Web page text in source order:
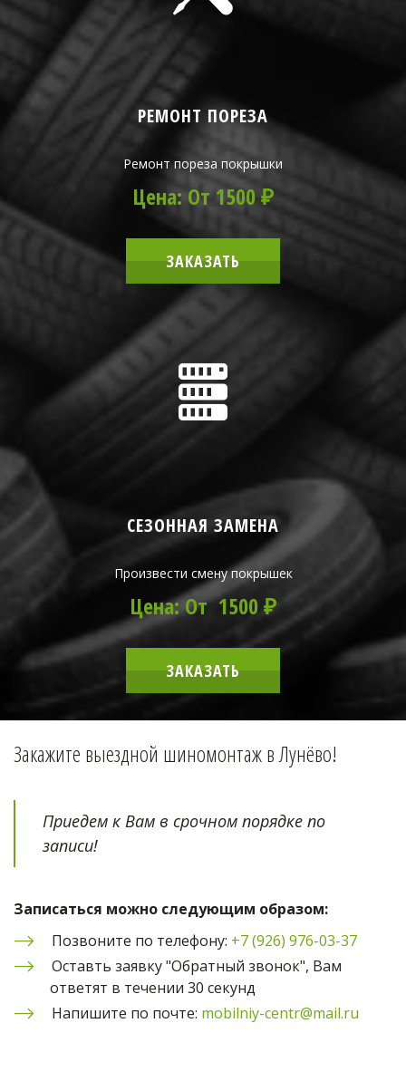
РЕМОНТ ПОРЕЗА
Ремонт пореза покрышки
Цена: От 1500 ₽
ЗАКАЗАТЬ
СЕЗОННАЯ ЗАМЕНА
Произвести смену покрышек
Цена: От 1500 ₽
ЗАКАЗАТЬ
Закажите выездной шиномонтаж в Лунёво!
Приедем к Вам в срочном порядке по
записи!
Записаться можно следующим образом:
Позвоните по телефону: +7 (926) 976-03-37
Оставть заявку "Обратный звонок", Вам
ответят в течении 30 секунд
Напишите по почте: mobilniy-centr@mail.ru